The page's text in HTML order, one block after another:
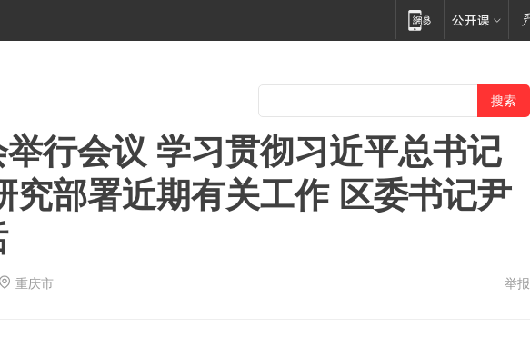
行会议 学习贯彻习近平总书记
究部署近期有关工作 区委书记尹
重庆市 举报